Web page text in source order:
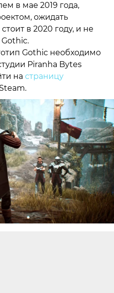
в мае 2019 года,
ожидать
в 2020 году, и не
Gothic необходимо
Piranha Bytes
на страницу